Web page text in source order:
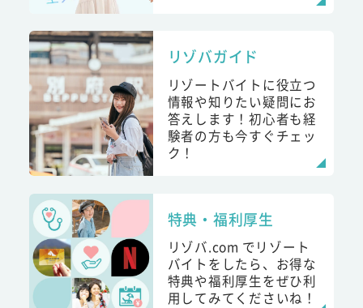
リゾバガイド
リゾートバイトに役立つ
情報や知りたい疑問にお
答えします！初心者も経
験者の方も今すぐチェッ
ク！
特典・福利厚生
リゾバ.com でリゾート
バイトをしたら、お得な
特典や福利厚生をぜひ利
用してみてくださいね！